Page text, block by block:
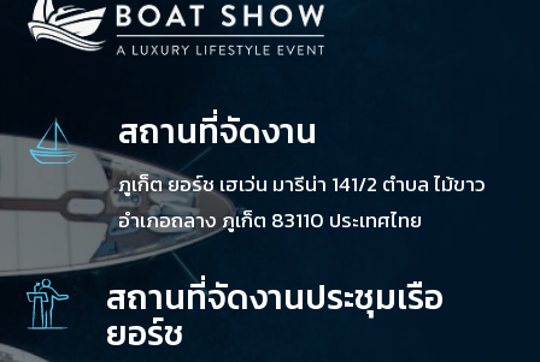
สถานที่จัดงาน
ภูเก็ต ยอร์ช เฮเว่น มารีน่า 141/2 ตำบล ไม้ขาว
อำเภอถลาง ภูเก็ต 83110 ประเทศไทย
สถานที่จัดงานประชุมเรือ
ยอร์ช